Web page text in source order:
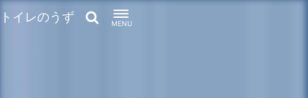
トイレのうず MENU